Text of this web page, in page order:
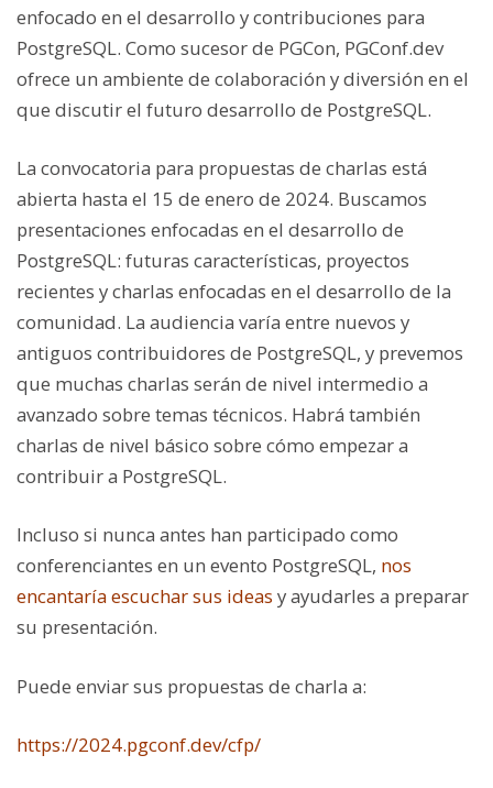
enfocado en el desarrollo y contribuciones para
PostgreSQL. Como sucesor de PGCon, PGConf.dev
ofrece un ambiente de colaboración y diversión en el
que discutir el futuro desarrollo de PostgreSQL.
La convocatoria para propuestas de charlas está
abierta hasta el 15 de enero de 2024. Buscamos
presentaciones enfocadas en el desarrollo de
PostgreSQL: futuras características, proyectos
recientes y charlas enfocadas en el desarrollo de la
comunidad. La audiencia varía entre nuevos y
antiguos contribuidores de PostgreSQL, y prevemos
que muchas charlas serán de nivel intermedio a
avanzado sobre temas técnicos. Habrá también
charlas de nivel básico sobre cómo empezar a
contribuir a PostgreSQL.
Incluso si nunca antes han participado como
conferenciantes en un evento PostgreSQL, nos
encantaría escuchar sus ideas y ayudarles a preparar
su presentación.
Puede enviar sus propuestas de charla a:
https://2024.pgconf.dev/cfp/